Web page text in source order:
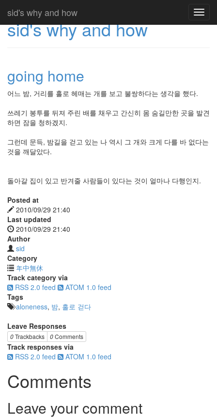
sid's why and how
sid's why and how
going home
어느 밤, 거리를 홀로 헤매는 개를 보고 불쌍하다는 생각을 했다.
쓰레기 봉투를 뒤져 주린 배를 채우고 간신히 몸 숨길만한 곳을 발견
하면 잠을 청하겠지.
그런데 문득, 밤길을 걷고 있는 나 역시 그 개와 크게 다를 바 없다는
것을 깨달았다.
돌아갈 집이 있고 반겨줄 사람들이 있다는 것이 얼마나 다행인지.
Posted at
2010/09/29 21:40
Last updated
2010/09/29 21:40
Author
sid
Category
年中無休
Track category via
RSS 2.0 feed
ATOM 1.0 feed
Tags
aloneness, 밤, 홀로 걷다
Leave Responses
0Trackbacks 0Comments
Track responses via
RSS 2.0 feed
ATOM 1.0 feed
Comments
Leave your comment